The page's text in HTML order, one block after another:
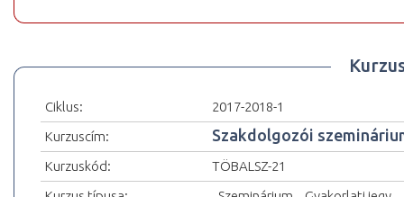
Ciklus:
2017-2018-1
Kurzuscím:
Szakdolgozói
Kurzuskód:
TÖBALSZ-21